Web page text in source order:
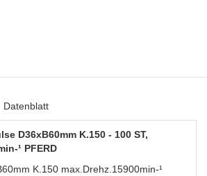
Datenblatt
D36xB60mm K.150 - 100 ST,
¹ PFERD
K.150 max.Drehz.15900min-¹